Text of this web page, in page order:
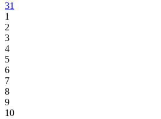
31
1
2
3
4
5
6
7
8
9
10